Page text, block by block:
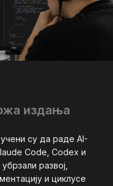
издања
су да раде AI-
Code, Codex и
развој,
и циклусе